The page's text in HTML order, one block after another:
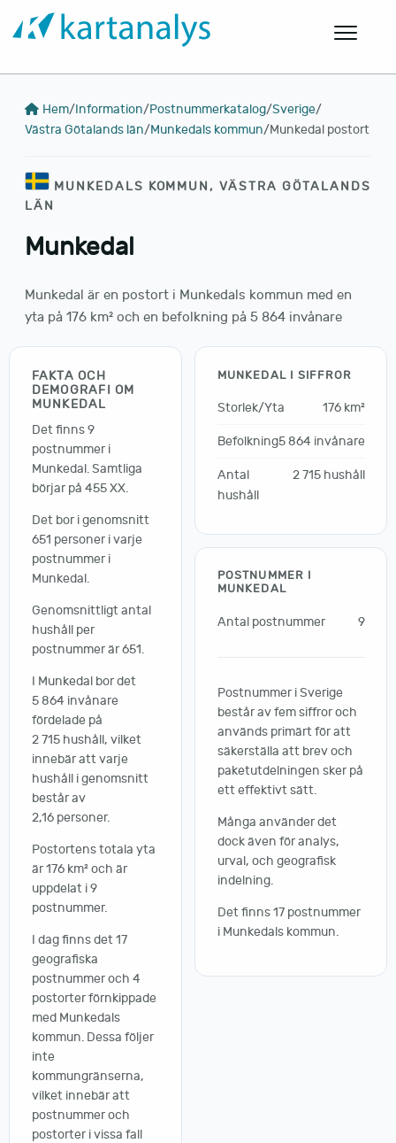
Hem/Information/Postnummerkatalog/Sverige/
Västra Götalands län/Munkedals kommun/Munkedal postort
MUNKEDALS KOMMUN, VÄSTRA GÖTALANDS
LÄN
Munkedal
Munkedal är en postort i Munkedals kommun med en
yta på 176 km² och en befolkning på 5 864 invånare
FAKTA OCH
DEMOGRAFI OM
MUNKEDAL
Det finns 9
postnummer i
Munkedal. Samtliga
börjar på 455 XX.
Det bor i genomsnitt
651 personer i varje
postnummer i
Munkedal.
Genomsnittligt antal
hushåll per
postnummer är 651.
I Munkedal bor det
5 864 invånare
fördelade på
2 715 hushåll, vilket
innebär att varje
hushåll i genomsnitt
består av
2,16 personer.
Postortens totala yta
är 176 km² och är
uppdelat i 9
postnummer.
I dag finns det 17
geografiska
postnummer och 4
postorter förnkippade
med Munkedals
kommun. Dessa följer
inte
kommungränserna,
vilket innebär att
postnummer och
postorter i vissa fall
MUNKEDAL I SIFFROR
Storlek/Yta 176 km²
Befolkning5 864 invånare
Antal
hushåll
2 715 hushåll
POSTNUMMER I
MUNKEDAL
Antal postnummer 9
Postnummer i Sverige
består av fem siffror och
används primärt för att
säkerställa att brev och
paketutdelningen sker på
ett effektivt sätt.
Många använder det
dock även för analys,
urval, och geografisk
indelning.
Det finns 17 postnummer
i Munkedals kommun.